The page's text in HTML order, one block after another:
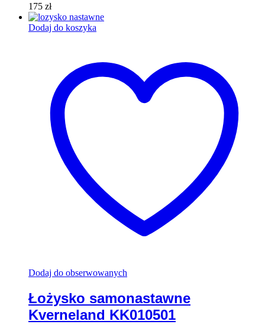
175 zł
Dodaj do koszyka
Dodaj do obserwowanych
Łożysko samonastawne
Kverneland KK010501